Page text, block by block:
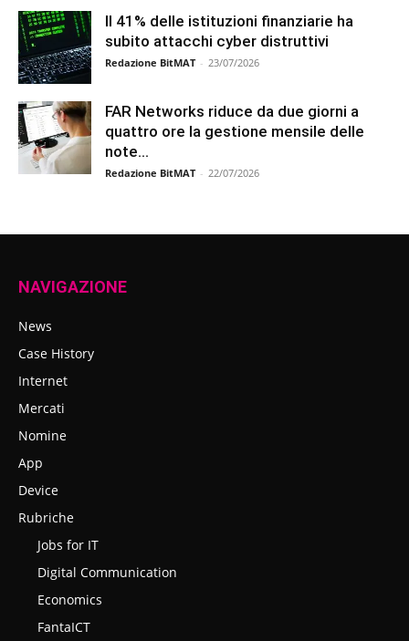
Il 41% delle istituzioni finanziarie ha
subito attacchi cyber distruttivi
Redazione BitMAT - 23/07/2026
FAR Networks riduce da due giorni a
quattro ore la gestione mensile delle
note...
Redazione BitMAT - 22/07/2026
NAVIGAZIONE
News
Case History
Internet
Mercati
Nomine
App
Device
Rubriche
Jobs for IT
Digital Communication
Economics
FantaICT